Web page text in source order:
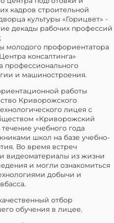
кадров строительной
культуры «Горицвет» -
декады рабочих профессий
молодого профориентатора
консалтинга»
профессионального
и машиностроения.
работы
Криворожского
лицея с
«Криворожский
учебного года
школ на базе учебно-
Во время встреч
видеоматериалы из жизни
и могли ознакомиться
добычи и
отбор
обучения в лицее.